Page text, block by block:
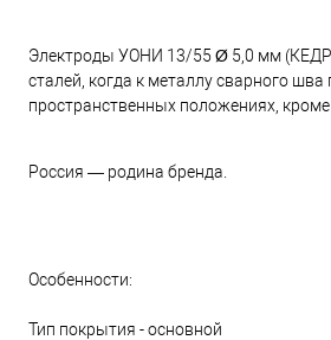
Электроды УОНИ 13/55 Ø 5,0 мм (КЕДР)
сталей, когда к металлу сварного
пространственных положениях,
Россия — родина бренда.
Особенности:
Тип покрытия - основной